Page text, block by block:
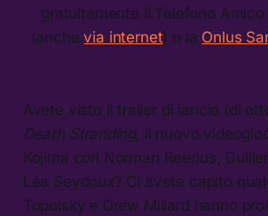
gratuitamente il Telefono
(anchevia internet) o la Onlus
Avete visto il trailer di lancio (di
Death Stranding, il nuovo
Kojima con Norman Reedus,
Léa Seydoux? Ci avete capito
Topolsky e Drew Millard hanno